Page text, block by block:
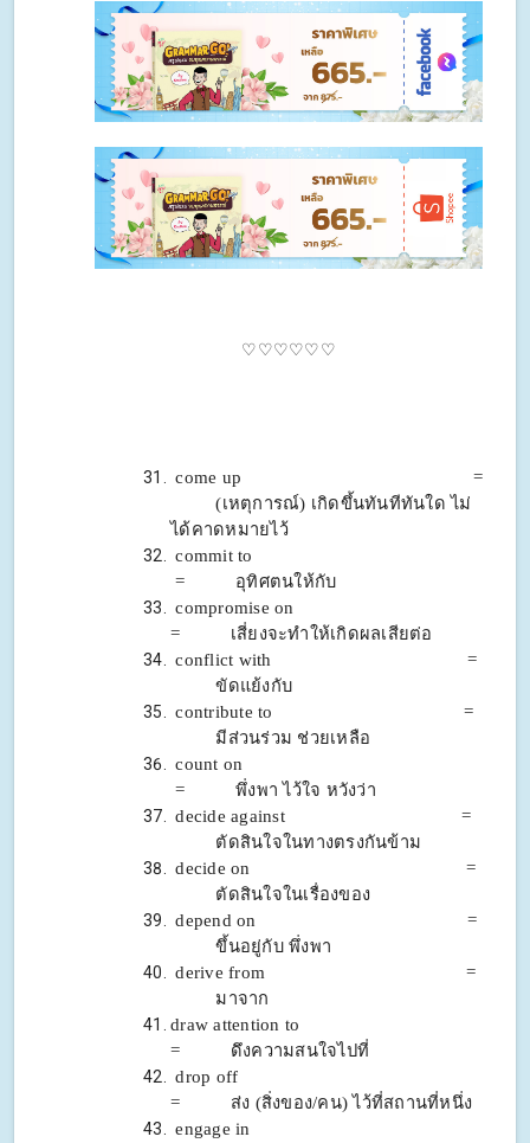
♡♡♡♡♡♡
come up =
(เหตุการณ์) เกิดขึ้นทันทีทันใด ไม่
ได้คาดหมายไว้
commit to
= อุทิศตนให้กับ
compromise on
= เสี่ยงจะทำให้เกิดผลเสียต่อ
conflict with =
ขัดแย้งกับ
contribute to =
มีส่วนร่วม ช่วยเหลือ
count on
= พึ่งพา ไว้ใจ หวังว่า
decide against =
ตัดสินใจในทางตรงกันข้าม
decide on =
ตัดสินใจในเรื่องของ
depend on =
ขึ้นอยู่กับ พึ่งพา
derive from =
มาจาก
draw attention to
= ดึงความสนใจไปที่
drop off
= ส่ง (สิ่งของ/คน) ไว้ที่สถานที่หนึ่ง
engage in